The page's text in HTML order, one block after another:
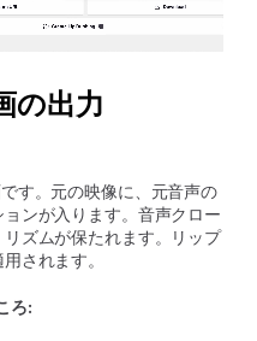
の出力
す。元の映像に、元音声の
ンが入ります。音声クロー
ズムが保たれます。リップ
されます。
ろ: